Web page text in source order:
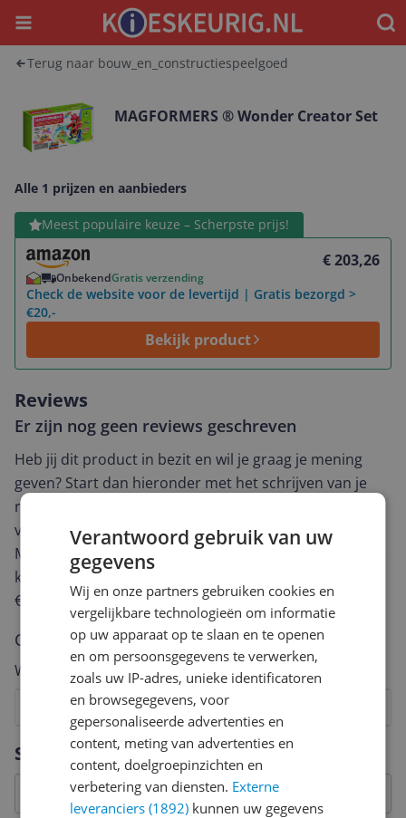
Menu
Terug naar bouw_en_constructiespeelgoed
MAGFORMERS ® Wonder Creator Set
Alle 1 prijzen en aanbieders
Meest populaire keuze – Scherpste prijs!
€ 203,26
OnbekendGratis verzending
Check de website voor de levertijd | Gratis bezorgd >
€20,-
Bekijk product
Bekijk product
Specificaties
Reviews
Er zijn nog geen reviews geschreven
Heb jij dit product in bezit en wil je graag je mening
geven? Start dan hieronder met het schrijven van je
review. Afhankelijk van de details duurt het schrijven
van een review gemiddeld tussen de 3 en 10 minuten.
Met jouw mening help je andere bezoekers een betere
keuze te maken én maak je iedere maand kans op
€250,-!
Klik hier voor de actievoorwaarden.
Cijfer
Welk cijfer geef jij dit product?
6
5
4
3
2
Vraag 1 van 4
Verantwoord gebruik van uw
gegevens
Wij en onze partners gebruiken cookies en
vergelijkbare technologieën om informatie
op uw apparaat op te slaan en te openen
en om persoonsgegevens te verwerken,
zoals uw IP-adres, unieke identificatoren
en browsegegevens, voor
gepersonaliseerde advertenties en
content, meting van advertenties en
content, doelgroepinzichten en
verbetering van diensten. Externe
leveranciers (1892) kunnen uw gegevens